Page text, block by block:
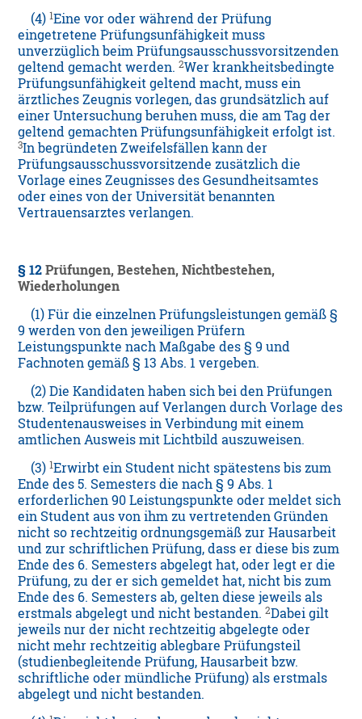
(4)1Eine vor oder während der Prüfung
eingetretene Prüfungsunfähigkeit muss
unverzüglich beim Prüfungsausschussvorsitzenden
geltend gemacht werden.2Wer krankheitsbedingte
Prüfungsunfähigkeit geltend macht, muss ein
ärztliches Zeugnis vorlegen, das grundsätzlich auf
einer Untersuchung beruhen muss, die am Tag der
geltend gemachten Prüfungsunfähigkeit erfolgt ist.
3In begründeten Zweifelsfällen kann der
Prüfungsausschussvorsitzende zusätzlich die
Vorlage eines Zeugnisses des Gesundheitsamtes
oder eines von der Universität benannten
Vertrauensarztes verlangen.
§ 12 Prüfungen, Bestehen, Nichtbestehen,
Wiederholungen
(1) Für die einzelnen Prüfungsleistungen gemäß §
9 werden von den jeweiligen Prüfern
Leistungspunkte nach Maßgabe des § 9 und
Fachnoten gemäß § 13 Abs. 1 vergeben.
(2) Die Kandidaten haben sich bei den Prüfungen
bzw. Teilprüfungen auf Verlangen durch Vorlage des
Studentenausweises in Verbindung mit einem
amtlichen Ausweis mit Lichtbild auszuweisen.
(3)1Erwirbt ein Student nicht spätestens bis zum
Ende des 5. Semesters die nach § 9 Abs. 1
erforderlichen 90 Leistungspunkte oder meldet sich
ein Student aus von ihm zu vertretenden Gründen
nicht so rechtzeitig ordnungsgemäß zur Hausarbeit
und zur schriftlichen Prüfung, dass er diese bis zum
Ende des 6. Semesters abgelegt hat, oder legt er die
Prüfung, zu der er sich gemeldet hat, nicht bis zum
Ende des 6. Semesters ab, gelten diese jeweils als
erstmals abgelegt und nicht bestanden.2Dabei gilt
jeweils nur der nicht rechtzeitig abgelegte oder
nicht mehr rechtzeitig ablegbare Prüfungsteil
(studienbegleitende Prüfung, Hausarbeit bzw.
schriftliche oder mündliche Prüfung) als erstmals
abgelegt und nicht bestanden.